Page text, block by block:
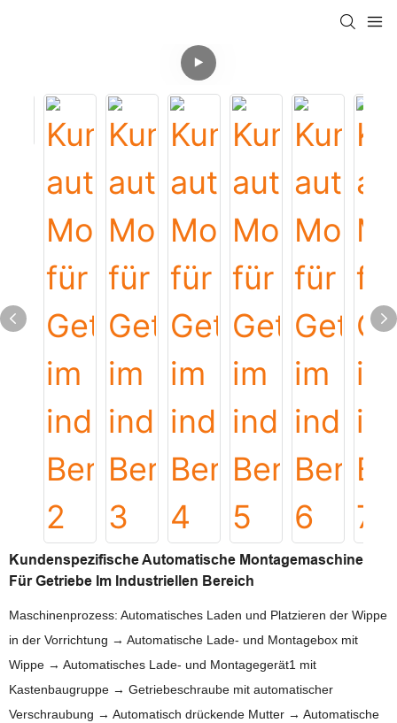
Kundenspezifische Automatische Montagemaschine
Für Getriebe Im Industriellen Bereich
Maschinenprozess: Automatisches Laden und Platzieren der Wippe
in der Vorrichtung → Automatische Lade- und Montagebox mit
Wippe → Automatisches Lade- und Montagegerät1 mit
Kastenbaugruppe → Getriebeschraube mit automatischer
Verschraubung → Automatisch drückende Mutter → Automatische